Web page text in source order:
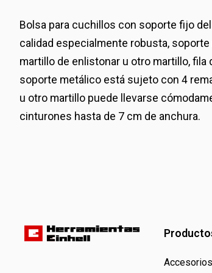
Bolsa para cuchillos con soporte fijo
calidad especialmente robusta,
martillo de enlistonar u otro martillo,
soporte metálico está sujeto con 4
u otro martillo puede llevarse
cinturones hasta de 7 cm de anchura.
Accesorios